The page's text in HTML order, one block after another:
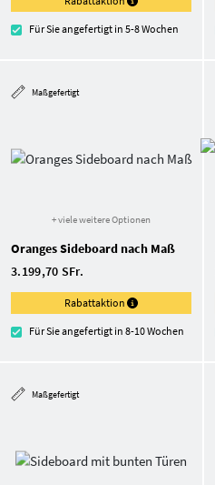
Für Sie angefertigt in 5-8 Wochen
Maßgefertigt
+ viele weitere Optionen
Oranges Sideboard nach Maß
3.199,70 SFr.
Rabattaktion
Für Sie angefertigt in 8-10 Wochen
Maßgefertigt